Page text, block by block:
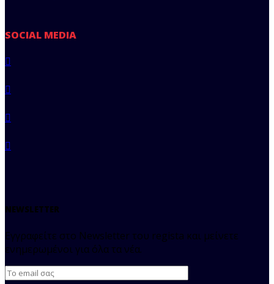
SOCIAL MEDIA
NEWSLETTER
Εγγραφείτε στο Newsletter του regista και μείνετε
ενημερωμένοι για όλα τα νέα.